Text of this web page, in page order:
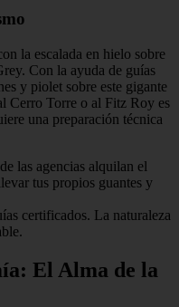
la escalada en hielo sobre
Con la ayuda de guías
y piolet sobre este gigante
Cerro Torre o al Fitz Roy es
una preparación técnica
las agencias alquilan el
tus propios guantes y
certificados. La naturaleza
El Alma de la